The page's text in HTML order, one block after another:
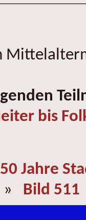
bis
Jahre
» Bild 511